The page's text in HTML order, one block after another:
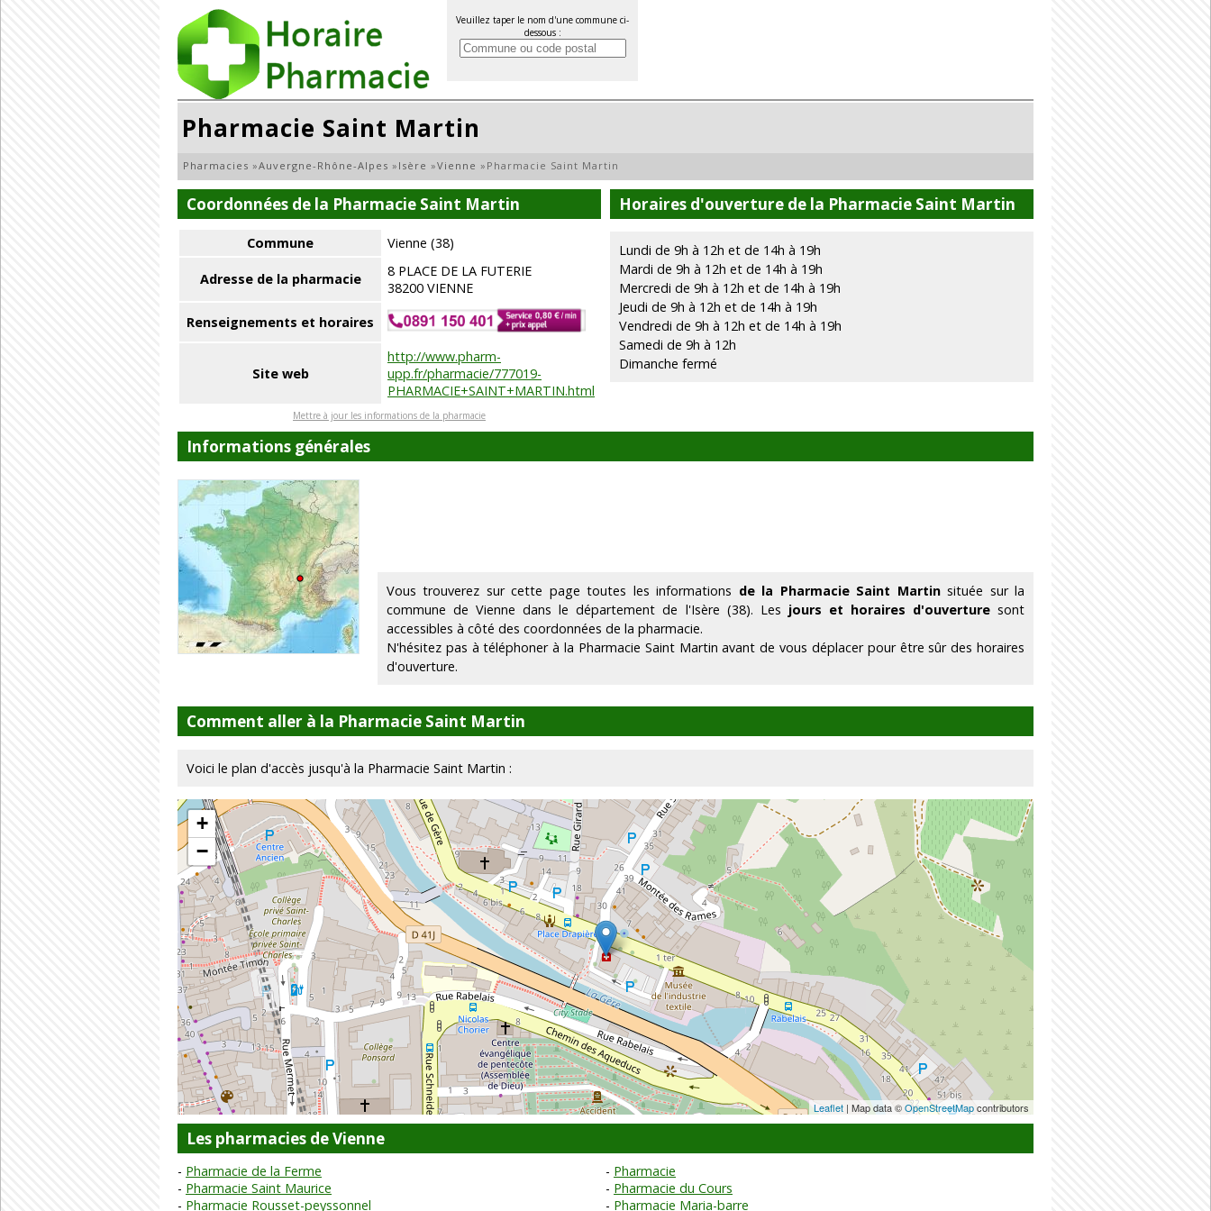
Veuillez taper le nom d'une commune ci-
dessous :
Pharmacie Saint Martin
Pharmacies »Auvergne-Rhône-Alpes » Isère »Vienne » Pharmacie Saint Martin
Coordonnées de la Pharmacie Saint Martin
Commune Vienne (38)
Adresse de la pharmacie
8 PLACE DE LA FUTERIE
38200 VIENNE
Renseignements et horaires
Site web
http://www.pharm-
upp.fr/pharmacie/777019-
PHARMACIE+SAINT+MARTIN.html
Mettre à jour les informations de la pharmacie
Horaires d'ouverture de la Pharmacie Saint Martin
Lundi de 9h à 12h et de 14h à 19h
Mardi de 9h à 12h et de 14h à 19h
Mercredi de 9h à 12h et de 14h à 19h
Jeudi de 9h à 12h et de 14h à 19h
Vendredi de 9h à 12h et de 14h à 19h
Samedi de 9h à 12h
Dimanche fermé
Informations générales
Vous trouverez sur cette page toutes les informations de la Pharmacie Saint Martinsituée sur la
commune de Vienne dans le département de l'Isère (38). Les jours et horaires d'ouverturesont
accessibles à côté des coordonnées de la pharmacie.
N'hésitez pas à téléphoner à la Pharmacie Saint Martin avant de vous déplacer pour être sûr des horaires
d'ouverture.
Comment aller à la Pharmacie Saint Martin
Voici le plan d'accès jusqu'à la Pharmacie Saint Martin :
+
−
Leaflet | Map data ©OpenStreetMapcontributors
Les pharmacies de Vienne
Pharmacie de la Ferme
Pharmacie
Pharmacie Saint Maurice
Pharmacie du Cours
Pharmacie Rousset-peyssonnel
Pharmacie Maria-barre